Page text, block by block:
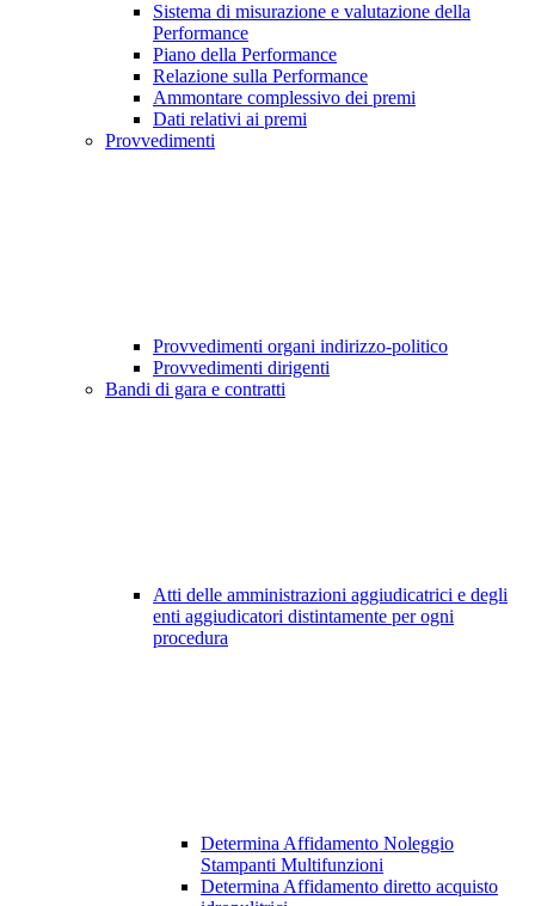
Sistema di misurazione e valutazione della
Performance
Piano della Performance
Relazione sulla Performance
Ammontare complessivo dei premi
Dati relativi ai premi
Provvedimenti
Provvedimenti organi indirizzo-politico
Provvedimenti dirigenti
Bandi di gara e contratti
Atti delle amministrazioni aggiudicatrici e degli
enti aggiudicatori distintamente per ogni
procedura
Determina Affidamento Noleggio
Stampanti Multifunzioni
Determina Affidamento diretto acquisto